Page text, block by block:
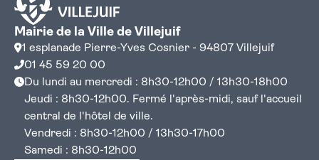
Mairie de la Ville de Villejuif
1 esplanade Pierre-Yves Cosnier - 94807 Villejuif
01 45 59 20 00
Du lundi au mercredi : 8h30-12h00 / 13h30-18h00
Jeudi : 8h30-12h00. Fermé l'après-midi, sauf l'accueil
central de l'hôtel de ville.
Vendredi : 8h30-12h00 / 13h30-17h00
Samedi : 8h30-12h00